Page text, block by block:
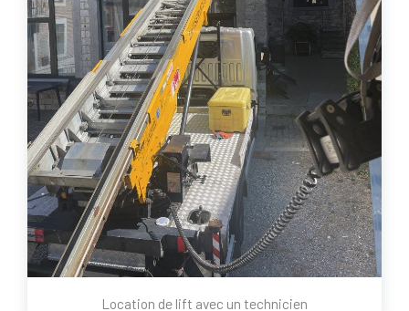
Location de lift avec un technicien